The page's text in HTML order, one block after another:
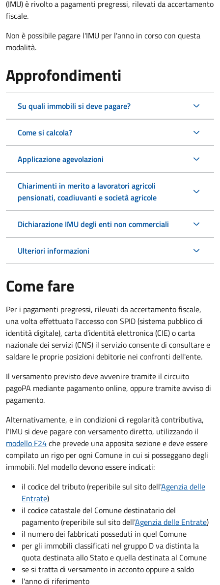
(IMU) è rivolto a pagamenti pregressi, rilevati da accertamento
fiscale.
Non è possibile pagare l'IMU per l'anno in corso con questa
modalità.
Approfondimenti
Su quali immobili si deve pagare?
Come si calcola?
Applicazione agevolazioni
Chiarimenti in merito a lavoratori agricoli
pensionati, coadiuvanti e società agricole
Dichiarazione IMU degli enti non commerciali
Ulteriori informazioni
Come fare
Per i pagamenti pregressi, rilevati da accertamento fiscale,
una volta effettuato l'accesso con SPID (sistema pubblico di
identità digitale), carta d’identità elettronica (CIE) o carta
nazionale dei servizi (CNS) il servizio consente di consultare e
saldare le proprie posizioni debitorie nei confronti dell'ente.
Il versamento previsto deve avvenire tramite il circuito
pagoPA mediante pagamento online, oppure tramite avviso di
pagamento.
Alternativamente, e in condizioni di regolarità contributiva,
l'IMU si deve pagarecon versamento diretto, utilizzando il
modello F24che prevede una apposita sezione e deve essere
compilato un rigo per ogni Comune in cui si posseggano degli
immobili. Nel modello devono essere indicati:
il codice del tributo(reperibile sul sito dell'Agenzia delle
Entrate)
il codice catastale del Comunedestinatario del
pagamento (reperibile sul sito dell'Agenzia delle Entrate)
il numero dei fabbricati posseduti in quel Comune
per gli immobili classificati nel gruppo D va distinta la
quota destinata allo Stato e quella destinata al Comune
se si tratta di versamento in acconto oppure a saldo
l'anno di riferimento